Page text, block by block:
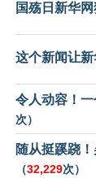
国殇日新华
这个新闻让
令人动容！
次）
随从挺蹊跷
（32,229次）